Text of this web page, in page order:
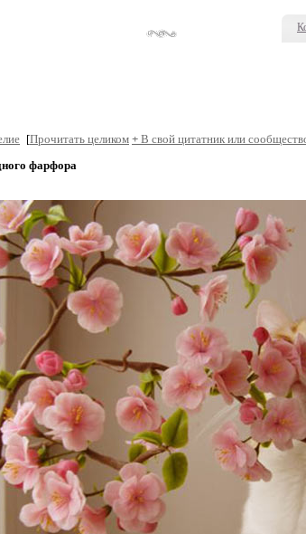
[Прочитать целиком + В свой цитатник или
фарфора